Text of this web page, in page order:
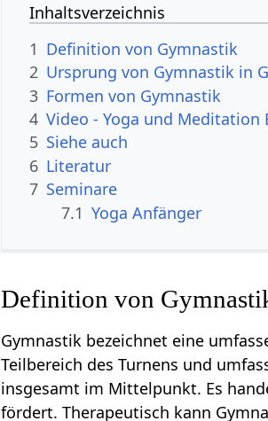
Inhaltsverzeichnis
1 Definition von Gymnastik
2 Ursprung von Gymnastik in
3 Formen von Gymnastik
4 Video - Yoga und Meditation
5 Siehe auch
6 Literatur
7 Seminare
7.1 Yoga Anfänger
Definition von
Gymnastik bezeichnet eine
Teilbereich des Turnens und
insgesamt im Mittelpunkt. Es
fördert. Therapeutisch kann